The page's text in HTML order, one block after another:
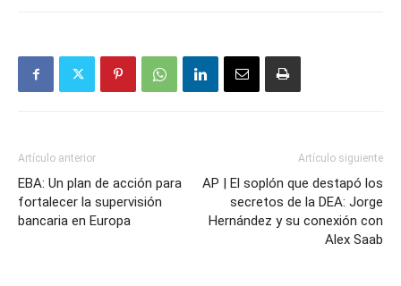
Artículo anterior
EBA: Un plan de acción para
fortalecer la supervisión
bancaria en Europa
Artículo siguiente
AP | El soplón que destapó los
secretos de la DEA: Jorge
Hernández y su conexión con
Alex Saab